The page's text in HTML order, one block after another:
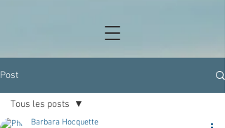
Post
Tous les posts
Barbara Hocquette